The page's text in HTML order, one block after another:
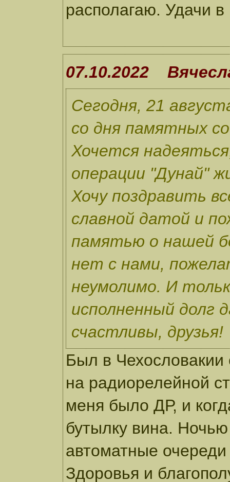
располагаю. Удачи в
07.10.2022
Сегодня, 21
со дня памятных
Хочется
операции "Дунай"
Хочу поздравить
славной датой и
памятью о нашей
нет с нами,
неумолимо. И
исполненный
счастливы, друзья!
Был в Чехословакии
на радиорелейной
меня было ДР, и
бутылку вина.
автоматные
Здоровья и